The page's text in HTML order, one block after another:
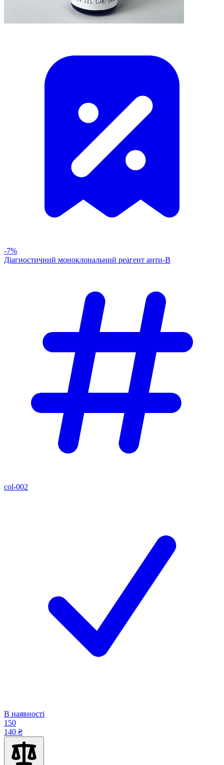
-7%
Діагностичний моноклональний реагент анти-В
col-002
В наявності
150
140 ₴